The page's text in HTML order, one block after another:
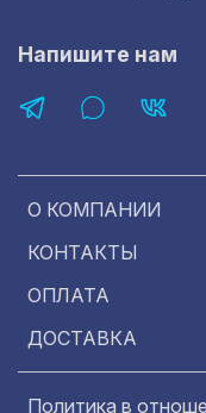
О КОМПАНИИ
КОНТАКТЫ
ОПЛАТА
ДОСТАВКА
Политика в
Напишите нам